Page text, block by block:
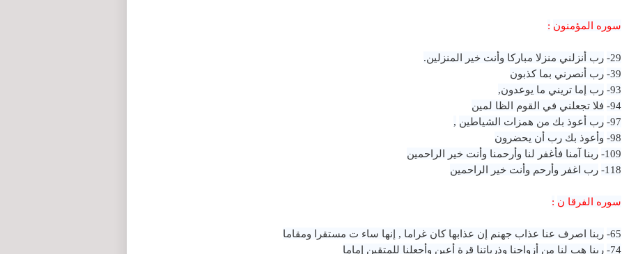
سوره المؤمنون :
29- رب أنزلني منزلا مباركا وأنت خير المنزلين.
39- رب أنصرني بما كذبون
93- رب إما تريني ما يوعدون,
94- فلا تجعلني في القوم الظا لمين
97- رب أعوذ بك من همزات الشياطين ,
98- وأعوذ بك رب أن يحضرون
109- ربنا آمنا فأغفر لنا وأرحمنا وأنت خير الراحمين
118- رب اغفر وأرحم وأنت خير الراحمين
سوره الفرقا ن :
65- ربنا اصرف عنا عذاب جهنم إن عذابها كان غراما , إنها ساء ت مستقرا ومقاما
74- ربنا هب لنا من أزواجنا وذرياتنا قرة أعين وأجعلنا للمتقين إماما